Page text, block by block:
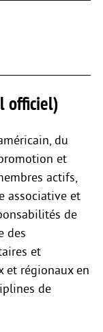
officiel)
du
et
actifs,
associative et
de
des
et
et régionaux en
de